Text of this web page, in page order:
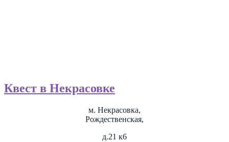
Квест в Некрасовке
м. Некрасовка,
Рождественская,
д.21 к6